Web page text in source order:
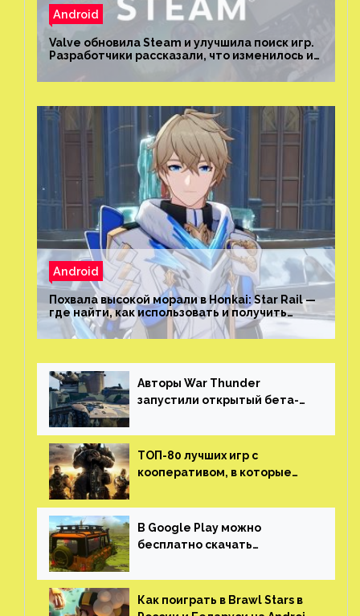
Android
Valve обновила Steam и улучшила поиск игр.
Разработчики рассказали, что изменилось и
Android
Похвала высокой морали в Honkai: Star Rail —
где найти, как использовать и получить
скрытые достижения
Авторы War Thunder
запустили открытый бета-
трейлер и скриншоты
ТОП-80 лучших игр с
кооперативом, в которые
(никаких MMO)
В Google Play можно
бесплатно скачать
открытым миром, прокачкой,
гонками и тюнингом машины
Как поиграть в Brawl Stars в